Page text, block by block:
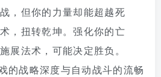
，但你的力量却能超越死
，扭转乾坤。强化你的亡
展法术，可能决定胜负。
的战略深度与自动战斗的流畅